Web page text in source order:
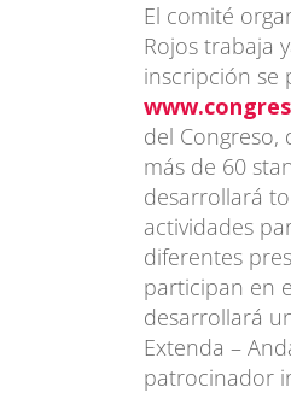
El comité
Rojos trabaja
inscripción se
del Congreso,
más de 60
desarrollará
actividades
diferentes
participan en
desarrollará
Extenda –
patrocinador